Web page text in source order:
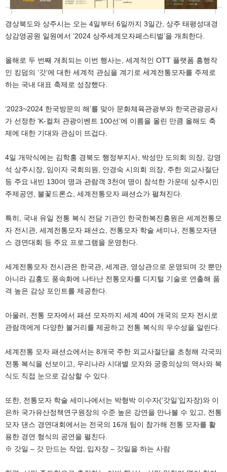
경상북도와 상주시는 오는 4일부터 6일까지 3일간, 상주 태평성대경
상감영공원 일원에서 ‘2024 상주세계모자페스티벌’을 개최한다.
올해로 두 번째 개최되는 이번 행사는, 세계적인 OTT 플랫폼 흥행작
인 킹덤의 ‘갓’에 대한 세계적 관심을 계기로 세계전통모자를 주제로
하는 국내 대표 축제로 성장했다.
‘2023~2024 한국방문의 해’를 맞아 문화체육관광부와 한국관광공사
가 선정한 ‘K-컬처 관광이벤트 100선’에 이름을 올린 만큼 올해도 축
제에 대한 기대와 관심이 뜨겁다.
4일 개막식에는 김학홍 경북도 행정부지사, 박성만 도의회 의장, 강영
석 상주시장, 임이자 국회의원, 안경숙 시의회 의장, 주한 외교사절단
등 주요 내빈 130여 명과 관람객 3천여 명이 참석한 가운데 상주시민
주제공연, 불꽃드론쇼, 세계전통모자 패션쇼가 펼쳐진다.
특히, 국내 유일 전통 복식 전담 기관인 한국한복진흥원은 세계전통모
자 전시관, 세계전통모자 패션쇼, 전통모자 학술 세미나, 전통모자댄
스 경연대회 등 주요 프로그램을 운영한다.
세계전통모자 전시관은 한국관, 세계관, 영상관으로 운영되며 갓 뿐만
아니라 김홍도 풍속화에 나타난 전통모자를 디지털 기술로 연출해 품
격 높은 감상 포인트를 제공한다.
아울러, 전통 모자에서 패션 모자까지 세계 40여 개국의 모자 전시로
관람객에게 다양한 볼거리를 제공하고 전통 복식의 우수성을 알린다.
세계전통 모자 패션쇼에서는 8개국 주한 외교사절단을 초청해 각국의
전통 복식을 선보이고, 우리나라 시대별 모자와 궁중의상의 역사와 복
식도 직접 눈으로 감상할 수 있다.
또한, 전통모자 학술 세미나에서는 박형박 이수자(‘갓일’입자장)와 이
은하 국가유산정책연구원장의 수준 높은 강연을 만나볼 수 있고, 전통
모자 댄스 경연대회에서는 전국의 16개 팀이 참가해 전통 모자를 활
용한 경연 형식의 공연을 펼친다.
※ 갓일 – 갓 만드는 작업, 입자장 – 갓일을 하는 사람